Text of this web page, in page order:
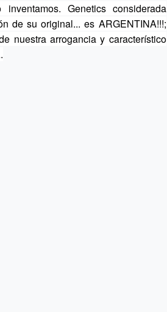
Genetics considerada
de su original... es ARGENTINA!!!;
nuestra arrogancia y característico